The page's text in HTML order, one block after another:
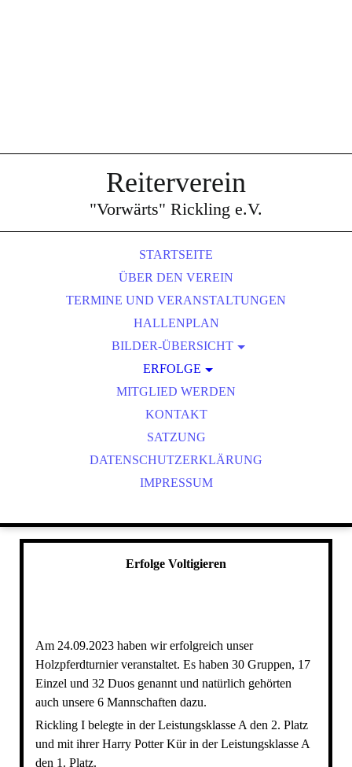
Reiterverein
"Vorwärts" Rickling e.V.
STARTSEITE
ÜBER DEN VEREIN
TERMINE UND VERANSTALTUNGEN
HALLENPLAN
BILDER-ÜBERSICHT
1. RICKLINGER DISTANZRITT
AUFBAU SPRINGPLATZ
WEIHNACHTSFEIER 2018
VOLTITURNIER 2019
BAU NEUER HINDERNISSE
SCHLEMMERHÜTTE - SPENDE VON JORKISCH
BIKEBRENNEN 2020
GELÄNDEPLATZ
ERFOLGE
VOLTIGIEREN
REITEN
WEITERES
MITGLIED WERDEN
KONTAKT
SATZUNG
DATENSCHUTZERKLÄRUNG
IMPRESSUM
Erfolge Voltigieren
Am 24.09.2023 haben wir erfolgreich unser
Holzpferdturnier veranstaltet. Es haben 30 Gruppen, 17
Einzel und 32 Duos genannt und natürlich gehörten
auch unsere 6 Mannschaften dazu.
Rickling I belegte in der Leistungsklasse A den 2. Platz
und mit ihrer Harry Potter Kür in der Leistungsklasse A
den 1. Platz.